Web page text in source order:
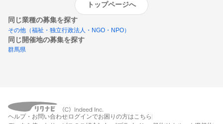
トップページへ
同じ業種の募集を探す
その他（福祉・独立行政法人・NGO・NPO）
同じ開催地の募集を探す
群馬県
エントリーするとプログラムの詳細案内を
受け取れるようになります
ヘルプ・お問い合わせ ログインでお困りの方はこちら